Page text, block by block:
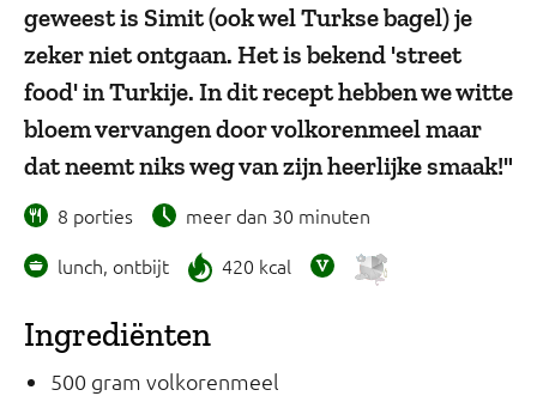
geweest is Simit (ook wel Turkse bagel) je
zeker niet ontgaan. Het is bekend 'street
food' in Turkije. In dit recept hebben we witte
bloem vervangen door volkorenmeel maar
dat neemt niks weg van zijn heerlijke smaak!"
8 porties
meer dan 30 minuten
lunch, ontbijt
420 kcal
Ingrediënten
500 gram volkorenmeel